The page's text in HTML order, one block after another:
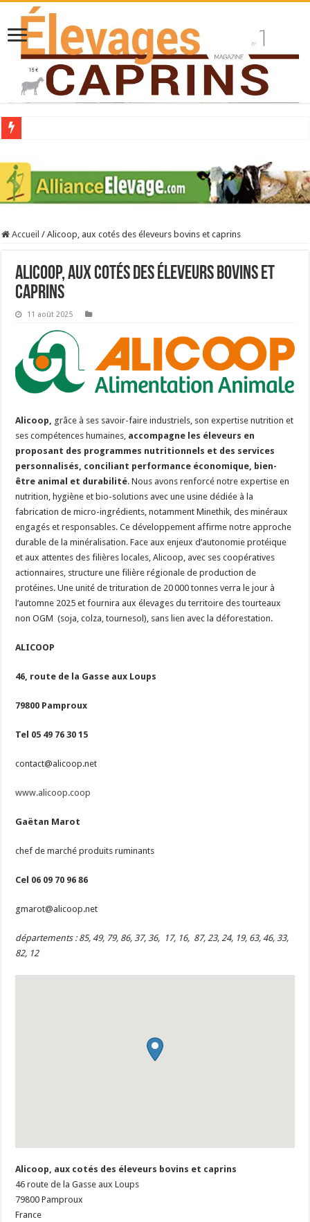
Stress thermique : quelles solutions concrètes pour protéger son troupeau ?
40 ans du Space : une présentation caprine quotidienne
La collecte de lait de chèvre confirme son rebond
Accueil / Alicoop, aux cotés des éleveurs bovins et caprins
Alicoop, aux cotés des éleveurs bovins et
caprins
11 août 2025
Alicoop, grâce à ses savoir-faire industriels, son expertise nutrition et
ses compétences humaines, accompagne les éleveurs en
proposant des programmes nutritionnels et des services
personnalisés, conciliant performance économique, bien-
être animal et durabilité. Nous avons renforcé notre expertise en
nutrition, hygiène et bio-solutions avec une usine dédiée à la
fabrication de micro-ingrédients, notamment Minethik, des minéraux
engagés et responsables. Ce développement affirme notre approche
durable de la minéralisation. Face aux enjeux d’autonomie protéique
et aux attentes des filières locales, Alicoop, avec ses coopératives
actionnaires, structure une filière régionale de production de
protéines. Une unité de trituration de 20 000 tonnes verra le jour à
l’automne 2025 et fournira aux élevages du territoire des tourteaux
non OGM (soja, colza, tournesol), sans lien avec la déforestation.
ALICOOP
46, route de la Gasse aux Loups
79800 Pamproux
Tel 05 49 76 30 15
contact@alicoop.net
www.alicoop.coop
Gaëtan Marot
chef de marché produits ruminants
Cel 06 09 70 96 86
gmarot@alicoop.net
départements : 85, 49, 79, 86, 37, 36, 17, 16, 87, 23, 24, 19, 63, 46, 33,
82, 12
Alicoop, aux cotés des éleveurs bovins et caprins
46 route de la Gasse aux Loups
79800Pamproux
France